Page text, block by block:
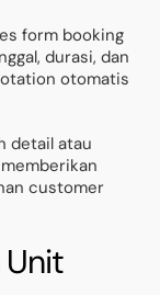
form booking
durasi, dan
otomatis
detail atau
customer